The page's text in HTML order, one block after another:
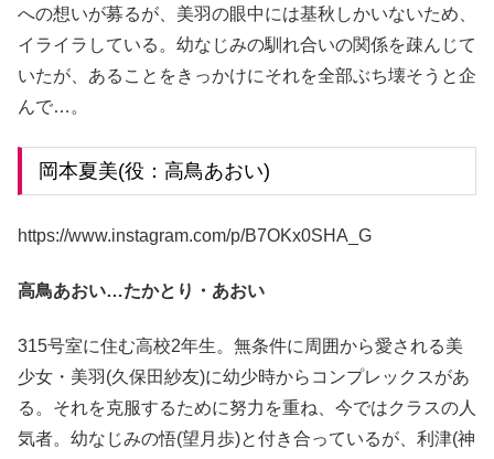
への想いが募るが、美羽の眼中には基秋しかいないため、
イライラしている。幼なじみの馴れ合いの関係を疎んじて
いたが、あることをきっかけにそれを全部ぶち壊そうと企
んで…。
岡本夏美(役：高鳥あおい)
https://www.instagram.com/p/B7OKx0SHA_G
高鳥あおい…たかとり・あおい
315号室に住む高校2年生。無条件に周囲から愛される美
少女・美羽(久保田紗友)に幼少時からコンプレックスがあ
る。それを克服するために努力を重ね、今ではクラスの人
気者。幼なじみの悟(望月歩)と付き合っているが、利津(神